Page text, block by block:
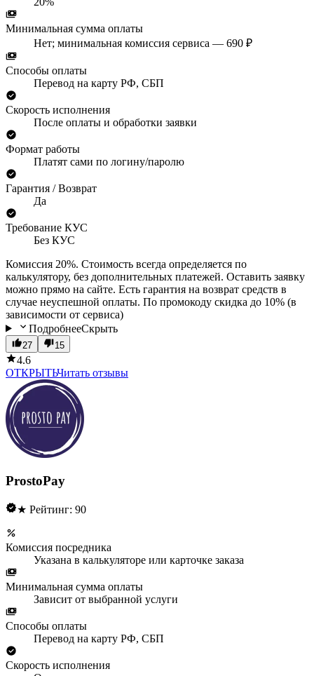
Минимальная сумма оплаты
Нет; минимальная комиссия сервиса — 690 ₽
Способы оплаты
Перевод на карту РФ, СБП
Скорость исполнения
После оплаты и обработки заявки
Формат работы
Платят сами по логину/паролю
Гарантия / Возврат
Да
Требование КУС
Без КУС
Комиссия 20%. Стоимость всегда определяется по
калькулятору, без дополнительных платежей. Оставить заявку
можно прямо на сайте. Есть гарантия на возврат средств в
случае неуспешной оплаты. По промокоду скидка до 10% (в
зависимости от сервиса)
ПодробнееСкрыть
27 15
4.6
ОТКРЫТЬЧитать отзывы
ProstoPay
★ Рейтинг: 90
Комиссия посредника
Указана в калькуляторе или карточке заказа
Минимальная сумма оплаты
Зависит от выбранной услуги
Способы оплаты
Перевод на карту РФ, СБП
Скорость исполнения